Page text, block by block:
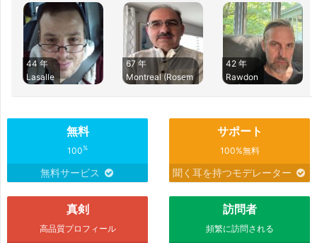
44 年
Lasalle
67 年
Montreal (Rosem
42 年
Rawdon
無料
100%
無料サービス
サポート
100%無料
聞く耳を持つモデレーター
真剣
高品質プロフィール
訪問者
頻繁に訪問される